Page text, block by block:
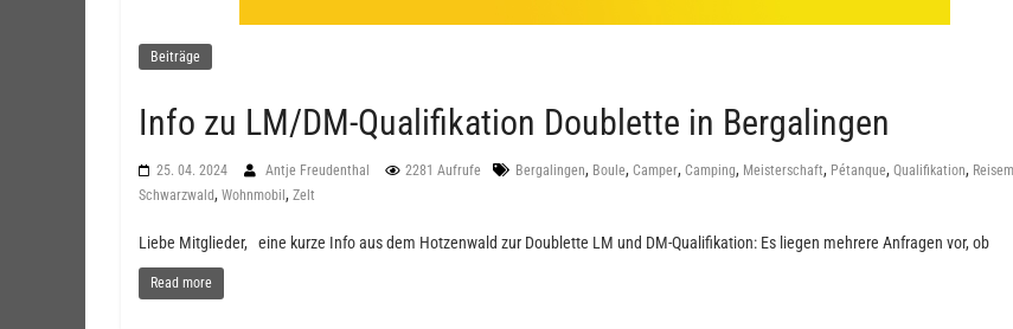
Beiträge
Info zu LM/DM-Qualifikation Doublette in Bergalingen
25. 04. 2024 Antje Freudenthal 2281 Aufrufe Bergalingen, Boule, Camper, Camping, Meisterschaft, Pétanque, Qualifikation,
Schwarzwald, Wohnmobil , Zelt
Liebe Mitglieder, eine kurze Info aus dem Hotzenwald zur Doublette LM und DM-Qualifikation: Es liegen mehrere Anfragen vor, ob
Read more